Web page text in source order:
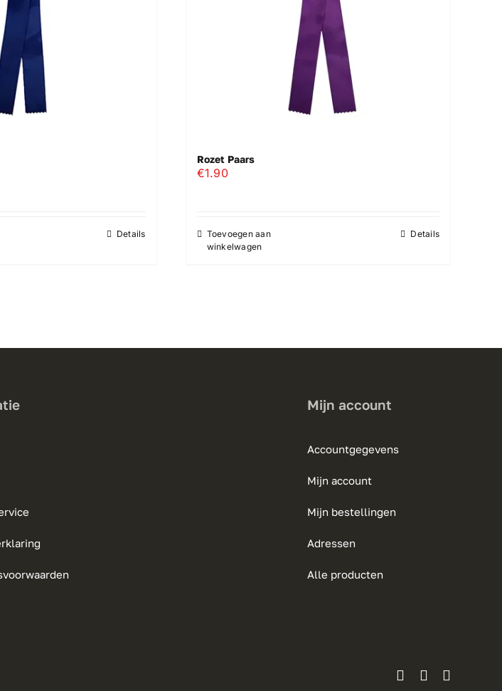
Details
Rozet Paars
€1.90
Toevoegen aan
winkelwagen
Details
Mijn account
Accountgegevens
Mijn account
Mijn bestellingen
Adressen
Alle producten